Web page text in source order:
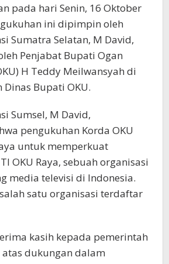
pada hari Senin, 16 Oktober
ini dipimpin oleh
Sumatra Selatan, M David,
Penjabat Bupati Ogan
H Teddy Meilwansyah di
Dinas Bupati OKU.
Sumsel, M David,
pengukuhan Korda OKU
untuk memperkuat
OKU Raya, sebuah organisasi
media televisi di Indonesia.
satu organisasi terdaftar
kasih kepada pemerintah
atas dukungan dalam